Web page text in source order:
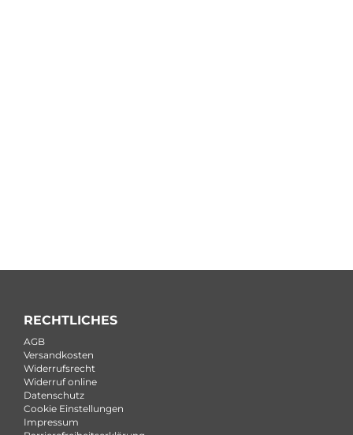
RECHTLICHES
AGB
Versandkosten
Widerrufsrecht
Widerruf online
Datenschutz
Cookie Einstellungen
Impressum